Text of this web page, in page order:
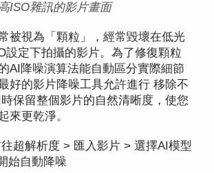
ISO雜訊的影片畫面
被視為「顆粒」，經常毀壞在低光
設定下拍攝的影片。為了修復顆粒
AI降噪演算法能自動區分實際細節
好的影片降噪工具允許進行 移除不
保留整個影片的自然清晰度，使您
來更乾淨。
超解析度 > 匯入影片 > 選擇AI模型
始自動降噪